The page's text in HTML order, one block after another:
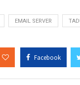
EMAIL SERVER
Facebook